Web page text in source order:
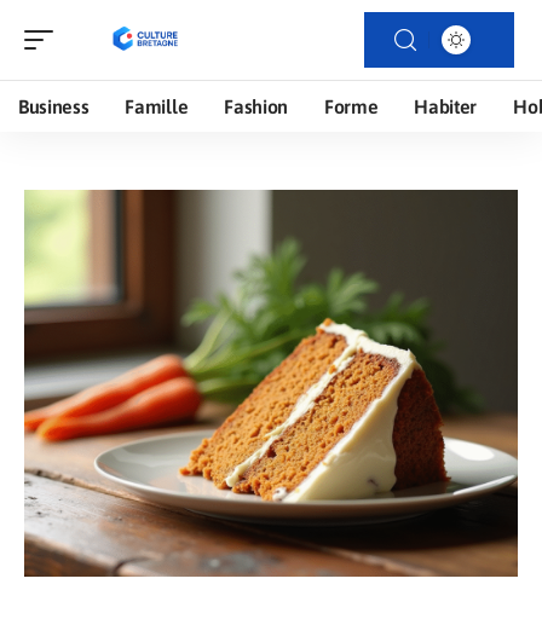
Business Famille Fashion Forme Habiter